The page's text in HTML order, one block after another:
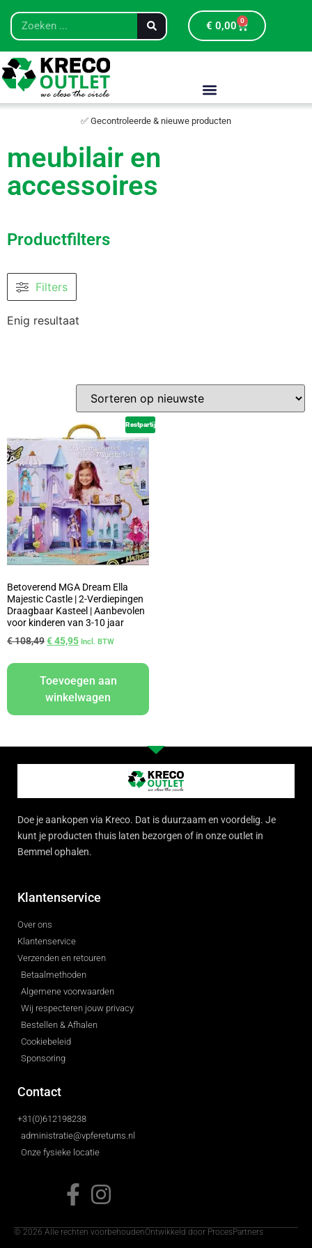
€ 0,00 0
✅ Gecontroleerde & nieuwe producten
meubilair en
accessoires
Productfilters
Filters
Enig resultaat
Restpartij
Betoverend MGA Dream Ella
Majestic Castle | 2-Verdiepingen
Draagbaar Kasteel | Aanbevolen
voor kinderen van 3-10 jaar
€108,49€45,95 Incl. BTW
Toevoegen aan
winkelwagen
Doe je aankopen via Kreco. Dat is duurzaam en voordelig. Je
kunt je producten thuis laten bezorgen of in onze outlet in
Bemmel ophalen.
Klantenservice
Over ons
Klantenservice
Verzenden en retouren
Betaalmethoden
Algemene voorwaarden
Wij respecteren jouw privacy
Bestellen & Afhalen
Cookiebeleid
Sponsoring
Contact
+31(0)612198238
administratie@vpfereturns.nl
Onze fysieke locatie
© 2026 Alle rechten voorbehoudenOntwikkeld door ProcesPartners